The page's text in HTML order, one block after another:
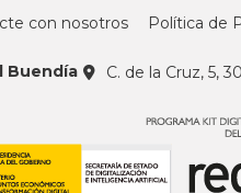
con nosotros Política de
Buendía C. de la Cruz, 5,